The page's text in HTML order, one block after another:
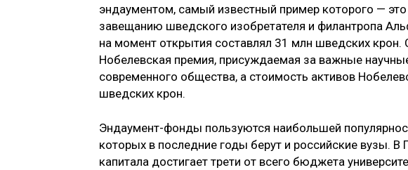
эндаументом, самый известный пример которого —
завещанию шведского изобретателя и филантропа
на момент открытия составлял 31 млн шведских крон.
Нобелевская премия, присуждаемая за важные
современного общества, а стоимость активов
шведских крон.
Эндаумент-фонды пользуются наибольшей
которых в последние годы берут и российские вузы. В
капитала достигает трети от всего бюджета